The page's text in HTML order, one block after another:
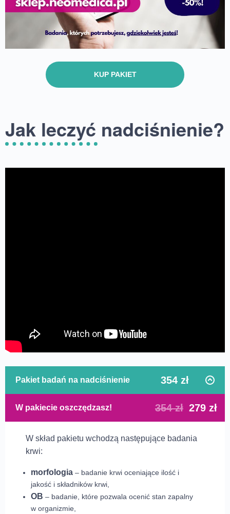
KUP PAKIET
Jak leczyć nadciśnienie?
Pakiet badań na nadciśnienie 354 zł
W pakiecie oszczędzasz! 354 zł 279 zł
W skład pakietu wchodzą następujące badania
krwi:
morfologia – badanie krwi oceniające ilość i
jakość i składników krwi,
OB – badanie, które pozwala ocenić stan zapalny
w organizmie,